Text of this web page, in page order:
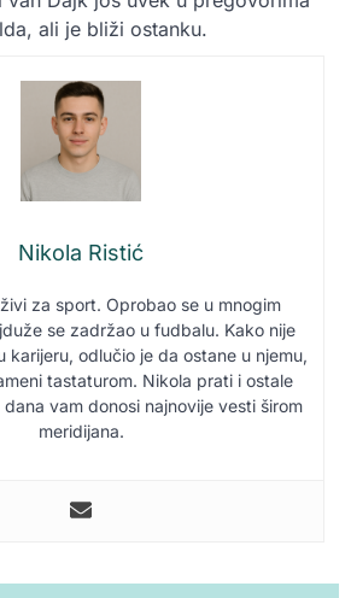
ali je bliži ostanku.
Nikola Ristić
za sport. Oprobao se u mnogim
se zadržao u fudbalu. Kako nije
karijeru, odlučio je da ostane u njemu,
tastaturom. Nikola prati i ostale
vam donosi najnovije vesti širom
meridijana.